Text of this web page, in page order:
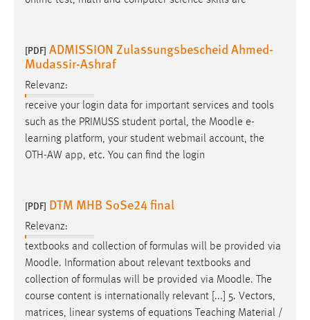
[PDF] ADMISSION Zulassungsbescheid Ahmed-
Mudassir-Ashraf
Relevanz:
receive your login data for important services and tools
such as the PRIMUSS student portal, the Moodle e-
learning platform, your student webmail account, the
OTH-AW app, etc. You can find the login
[PDF] DTM MHB SoSe24 final
Relevanz:
textbooks and collection of formulas will be provided via
Moodle. Information about relevant textbooks and
collection of formulas will be provided via Moodle. The
course content is internationally relevant [...] 5. Vectors,
matrices, linear systems of equations Teaching Material /